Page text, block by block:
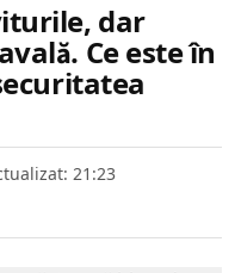
dar
Ce este în
21:23